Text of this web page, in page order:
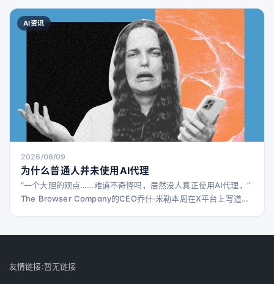
Beshry表示，公司的最终目标是“让视觉交流更加普及，帮助更多
人清晰表达他们的想法”。因此，加入OpenAI后，团队将继续秉
持这一使命
AI资讯
2026/08/09
为什么普通人并未使用AI代理
“一个大胆的观点……难道不奇怪吗，居然没人真正使用AI代理，”
The Browser Company的CEO乔什·米勒本周在X平台上写道。
欧洲家庭旅行中半睡半醒时发的这条推文
友情链接:暂无链接